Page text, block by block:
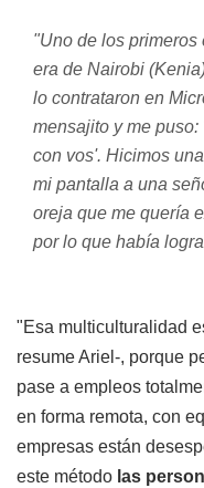
"Uno de los
era de Nairobi
lo contrataron en
mensajito y me
con vos'. Hicimos
mi pantalla a una
oreja que me quería
por lo que había
"Esa multiculturalidad
resume Ariel-, porque
pase a empleos
en forma remota, con
empresas están
este método las